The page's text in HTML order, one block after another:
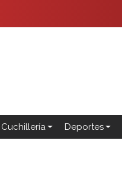
Cuchillería Deportes